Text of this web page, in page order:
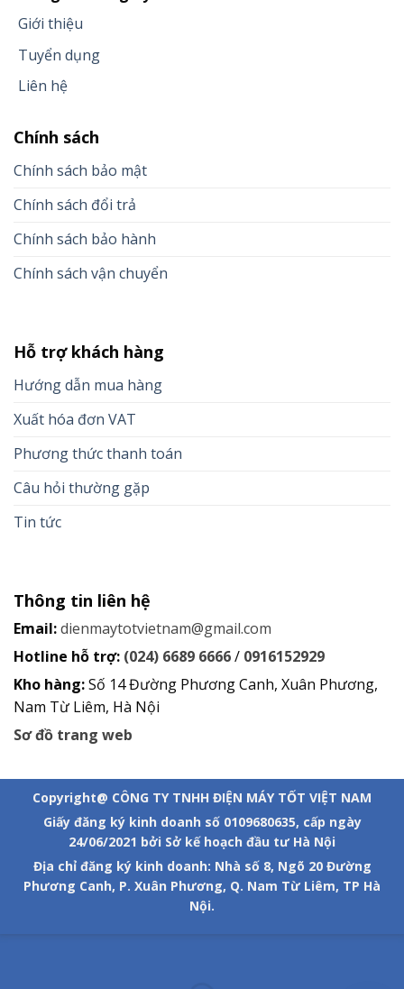
Giới thiệu
Tuyển dụng
Liên hệ
Chính sách
Chính sách bảo mật
Chính sách đổi trả
Chính sách bảo hành
Chính sách vận chuyển
Hỗ trợ khách hàng
Hướng dẫn mua hàng
Xuất hóa đơn VAT
Phương thức thanh toán
Câu hỏi thường gặp
Tin tức
Thông tin liên hệ
Email:dienmaytotvietnam@gmail.com
Hotline hỗ trợ: (024) 6689 6666/ 0916152929
Kho hàng:Số 14 Đường Phương Canh, Xuân Phương,
Nam Từ Liêm, Hà Nội
Sơ đồ trang web
Copyright@ CÔNG TY TNHH ĐIỆN MÁY TỐT VIỆT NAM
Giấy đăng ký kinh doanh số 0109680635, cấp ngày
24/06/2021 bởi Sở kế hoạch đầu tư Hà Nội
Địa chỉ đăng ký kinh doanh: Nhà số 8, Ngõ 20 Đường
Phương Canh, P. Xuân Phương, Q. Nam Từ Liêm, TP Hà
Nội.